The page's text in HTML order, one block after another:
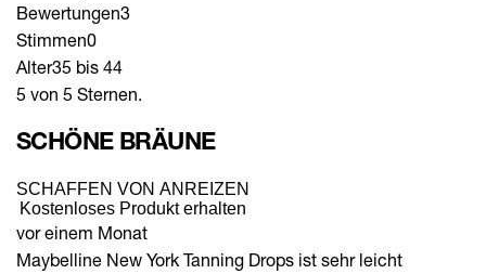
Bewertungen3
Stimmen0
Alter35 bis 44
5 von 5 Sternen.
SCHÖNE BRÄUNE
SCHAFFEN VON ANREIZEN
Kostenloses Produkt erhalten
vor einem Monat
Maybelline New York Tanning Drops ist sehr leicht